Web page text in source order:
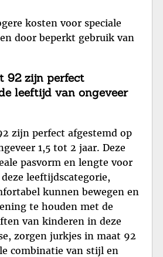
kosten voor speciale
door beperkt gebruik van
92 zijn perfect
leeftijd van ongeveer
zijn perfect afgestemd op
1,5 tot 2 jaar. Deze
pasvorm en lengte voor
leeftijdscategorie,
kunnen bewegen en
te houden met de
van kinderen in deze
zorgen jurkjes in maat 92
combinatie van stijl en